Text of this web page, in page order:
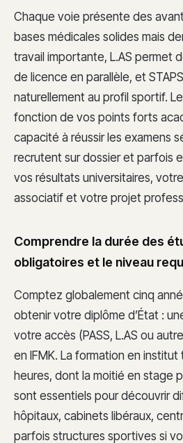
Chaque voie présente des
bases médicales solides mais
travail importante, L.AS permet
de licence en parallèle, et
naturellement au profil sportif.
fonction de vos points forts
capacité à réussir les examens
recrutent sur dossier et parfois
vos résultats universitaires,
associatif et votre projet
Comprendre la durée des
obligatoires et le niveau
Comptez globalement cinq
obtenir votre diplôme d’État :
votre accès (PASS, L.AS ou
en IFMK. La formation en
heures, dont la moitié en stage
sont essentiels pour découvrir
hôpitaux, cabinets libéraux,
parfois structures sportives si